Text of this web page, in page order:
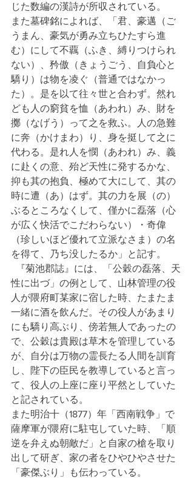
じた数編の漢詩が所収されている。
また墓碑銘によれば、「君、豪邁（ご
うまん、豪気が勇み立ちひたすら進
む）にして不覊（ふき、縛りつけられ
ない）、矜傲（きょうごう、自負心と
驕り）は物を凌ぐ（普通ではなかっ
た）。是を以て往々世と合わず。然れ
ども人の窮貧を恤（あわれ）み、財を
擲（なげう）って之を救ふ。人の急難
に奔（かけまわ）り、身を挺して之に
代わる。是れ人を憫（あわれ）み、義
に赴くの意、殆ど天性に発するかな、
抑も其の抱負、極めて大にして、其の
時に遭（あ）はず。其の力を展（の）
ぶるところなくして、僅かに磊落（心
が広く快活でこだわらない）・奇偉
（珍しいほど優れて立派なさま）の名
を得て、乃ち没したるか」と記す。
性に出づ」の例として、山林管理の役
人が隈府町某家に宿した時、たまたま
一緒に酒を飲んだ。その役人があまり
にも驕り高ぶり、傍若無人であったの
で、公穀は貴殿は草木を管理している
が、自分は万物の霊長たる人間を訓育
し、陛下の臣民を教導していると言っ
て、役人の上座に座り平然としていた
と記されている。
また明治十（1877）年「西南戦争」で
薩摩軍が隈府に駐屯していた時、「順
逆を弁えぬ朝敵だ」と自家の槍を取り
出して研ぎ、家の者をひやひやさせた
「豪傑ぶり」も伝わっている。